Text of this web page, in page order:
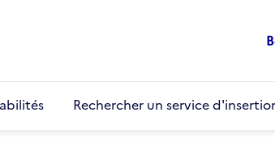
Rechercher un service